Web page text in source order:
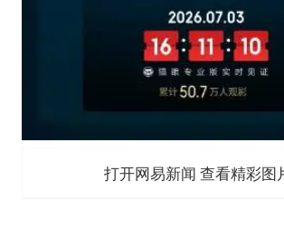
打开网易新闻 查看精彩图